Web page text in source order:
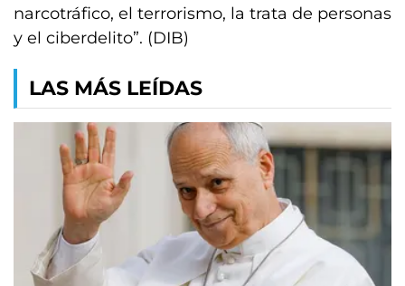
narcotráfico, el terrorismo, la trata de personas
y el ciberdelito”. (DIB)
LAS MÁS LEÍDAS